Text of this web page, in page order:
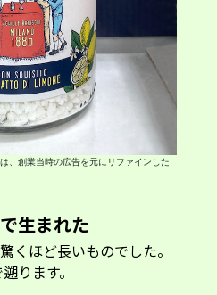
、創業当時の広告を元にリファインした
生まれた
くほど長いものでした。
ります。